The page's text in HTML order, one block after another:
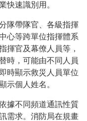
快速識別用。
隊帶隊官、各級指揮
心等跨單位指揮體系
揮官及幕僚人員等，
時，可能由不同人員
時顯示救災人員單位
示個人姓名。
據不同頻道通訊性質
需求。消防局在規畫